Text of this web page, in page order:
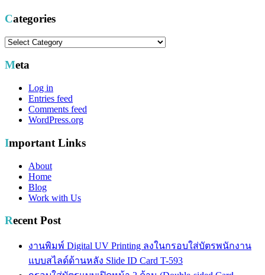
Categories
Categories
Meta
Log in
Entries feed
Comments feed
WordPress.org
Important Links
About
Home
Blog
Work with Us
Recent Post
งานพิมพ์ Digital UV Printing ลงในกรอบใส่บัตรพนักงาน
แบบสไลด์ด้านหลัง Slide ID Card T-593